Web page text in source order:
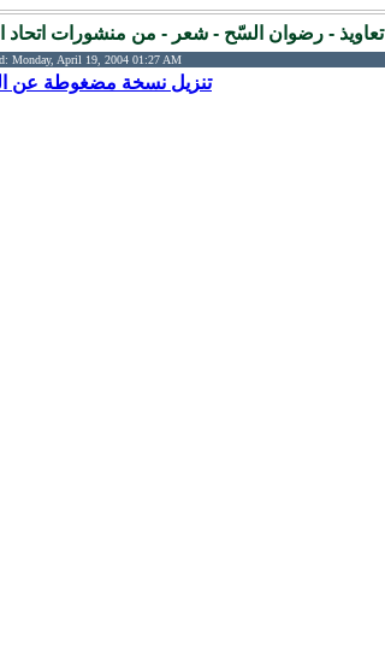
تعاويذ - رضوان السّح - شعر - من منشورات اتحاد
Monday, April 19, 2004 01:27 AM
تنزيل نسخة مضغوطة عن